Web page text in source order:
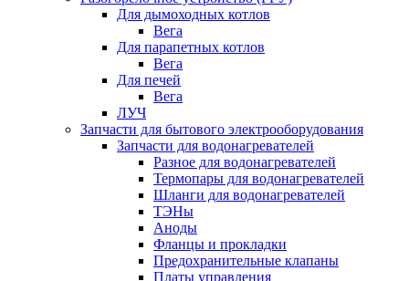
Для дымоходных котлов
Вега
Для парапетных котлов
Вега
Для печей
Вега
ЛУЧ
Запчасти для бытового электрооборудования
Запчасти для водонагревателей
Разное для водонагревателей
Термопары для водонагревателей
Шланги для водонагревателей
ТЭНы
Аноды
Фланцы и прокладки
Предохранительные клапаны
Платы управления